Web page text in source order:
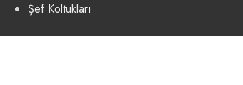
Şef Koltukları